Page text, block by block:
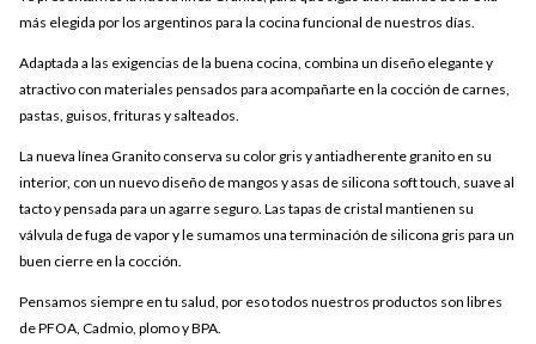
más elegida por los argentinos para la cocina funcional de nuestros días.
Adaptada a las exigencias de la buena cocina, combina un diseño elegante y
atractivo con materiales pensados para acompañarte en la cocción de carnes,
pastas, guisos, frituras y salteados.
La nueva línea Granito conserva su color gris y antiadherente granito en su
interior, con un nuevo diseño de mangos y asas de silicona soft touch, suave al
tacto y pensada para un agarre seguro. Las tapas de cristal mantienen su
válvula de fuga de vapor y le sumamos una terminación de silicona gris para un
buen cierre en la cocción.
Pensamos siempre en tu salud, por eso todos nuestros productos son libres
de PFOA, Cadmio, plomo y BPA.